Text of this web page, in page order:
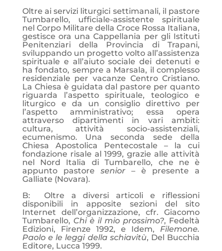
Oltre ai servizi liturgici settimanali, il pastore
Tumbarello, ufficiale-assistente spirituale
nel Corpo Militare della Croce Rossa Italiana,
gestisce ora una Cappellania per gli Istituti
Penitenziari della Provincia di Trapani,
sviluppando un progetto volto all’assistenza
spirituale e all’aiuto sociale dei detenuti e
ha fondato, sempre a Marsala, il complesso
residenziale per vacanze Centro Cristiano.
La Chiesa è guidata dal pastore per quanto
riguarda l’aspetto spirituale, teologico e
liturgico e da un consiglio direttivo per
l’aspetto amministrativo; essa opera
attraverso dipartimenti in vari ambiti:
cultura, attività socio-assistenziali,
ecumenismo. Una seconda sede della
Chiesa Apostolica Pentecostale – la cui
fondazione risale al 1999, grazie alle attività
nel Nord Italia di Tumbarello, che ne è
appunto pastore senior– è presente a
Galliate (Novara).
B: Oltre a diversi articoli e riflessioni
disponibili in apposite sezioni del sito
Internet dell’organizzazione, cfr. Giacomo
Tumbarello, Chi è il mio prossimo?, Fedeltà
Edizioni, Firenze 1992, e Idem, Filemone.
Paolo e le leggi della schiavitù, Del Bucchia
Editore, Lucca 1999.